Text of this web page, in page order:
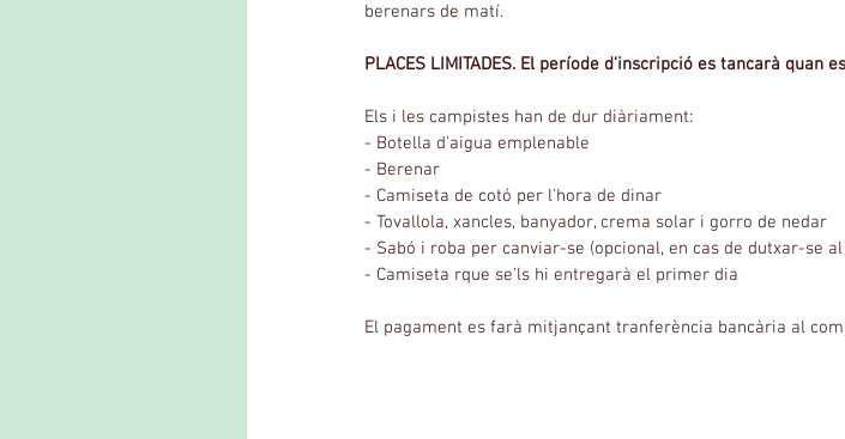
berenars de matí.
PLACES LIMITADES. El període d'inscripció es tancarà quan
Els i les campistes han de dur diàriament:
- Botella d'aigua emplenable
- Berenar
- Camiseta de cotó per l'hora de dinar
- Tovallola, xancles, banyador, crema solar i gorro de nedar
- Sabó i roba per canviar-se (opcional, en cas de dutxar-se
- Camiseta rque se'ls hi entregarà el primer dia
El pagament es farà mitjançant tranferència bancària al